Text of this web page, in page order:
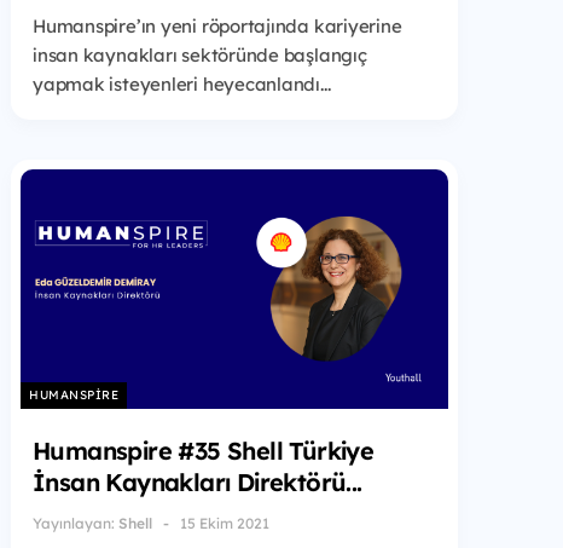
Humanspire’ın yeni röportajında kariyerine
insan kaynakları sektöründe başlangıç
yapmak isteyenleri heyecanlandı...
HUMANSPIRE
Humanspire #35 Shell Türkiye
İnsan Kaynakları Direktörü...
Yayınlayan: Shell 15 Ekim 2021